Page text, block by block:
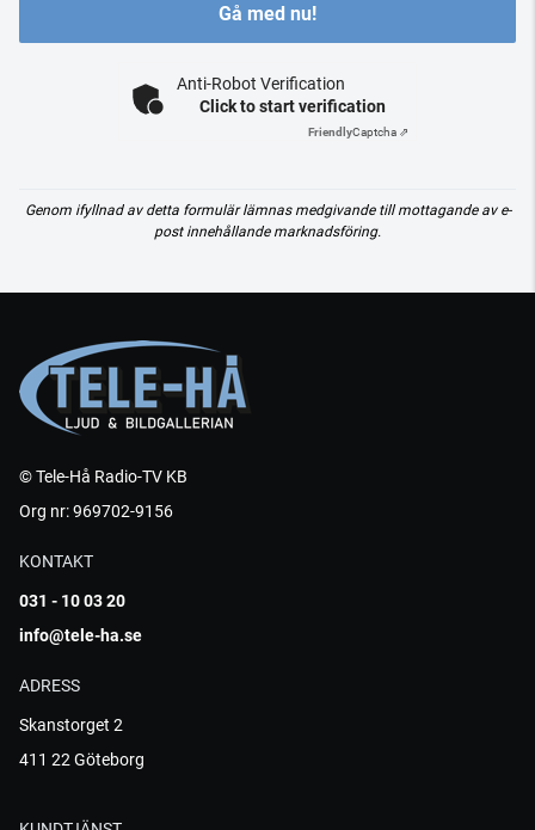
Gå med nu!
Anti-Robot Verification
Click to start verification
FriendlyCaptcha ⇗
Genom ifyllnad av detta formulär lämnas medgivande till mottagande av e-
post innehållande marknadsföring.
© Tele-Hå Radio-TV KB
Org nr: 969702-9156
KONTAKT
031 - 10 03 20
info@tele-ha.se
ADRESS
Skanstorget 2
411 22 Göteborg